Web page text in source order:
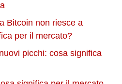
Bitcoin non riesce a
per il mercato?
picchi: cosa significa